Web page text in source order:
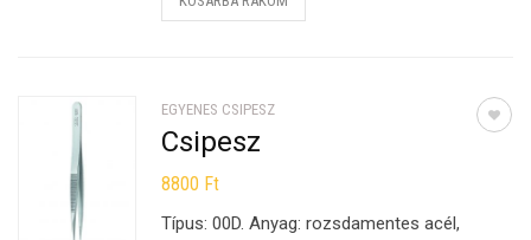
EGYENES CSIPESZ
Csipesz
8800 Ft
Típus: 00D. Anyag: rozsdamentes acél,